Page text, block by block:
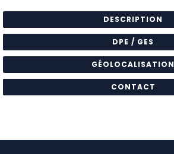
DESCRIPTION
DPE / GES
GÉOLOCALISATION
CONTACT